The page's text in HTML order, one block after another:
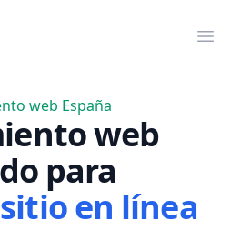
web España
web
para
en línea